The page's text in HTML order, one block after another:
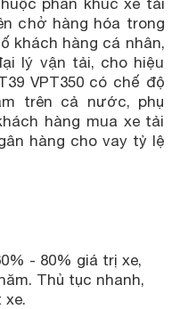
chở hàng hóa trong
khách hàng cá nhân,
lý vận tải, cho hiệu
VPT350 có chế độ
trên cả nước, phụ
hàng mua xe tải
hàng cho vay tỷ lệ
- 80% giá trị xe,
Thủ tục nhanh,
xe.